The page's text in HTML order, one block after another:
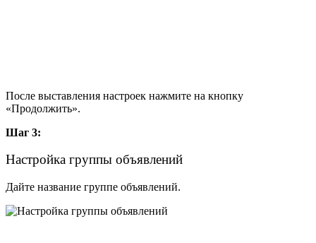
После выставления настроек нажмите на кнопку
«Продолжить».
Шаг 3:
Настройка группы объявлений
Дайте название группе объявлений.